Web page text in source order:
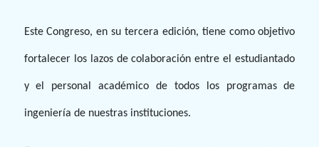
Este Congreso, en su tercera edición, tiene como objetivo
fortalecer los lazos de colaboración entre el estudiantado
y el personal académico de todos los programas de
ingeniería de nuestras instituciones.